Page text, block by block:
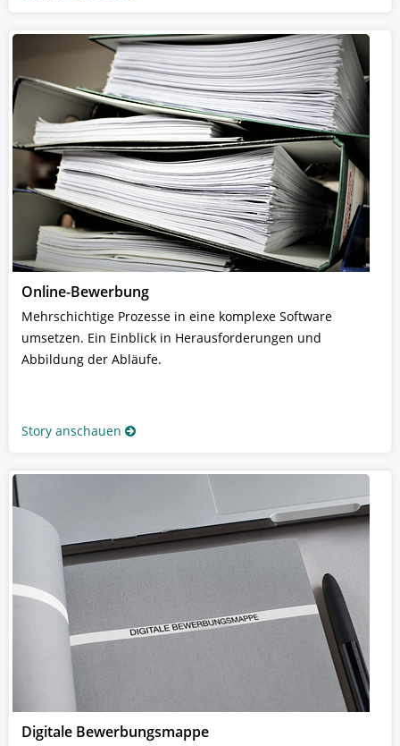
Online-Bewerbung
Mehrschichtige Prozesse in eine komplexe Software
umsetzen. Ein Einblick in Herausforderungen und
Abbildung der Abläufe.
Story anschauen
Digitale Bewerbungsmappe